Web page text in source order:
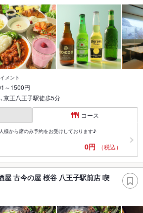
メント
～1500円
京王八王子駅徒歩5分
コース
様から席のみ予約をお受けしております♪
0円 （税込）
屋 古今の屋 桜谷 八王子駅前店 喫